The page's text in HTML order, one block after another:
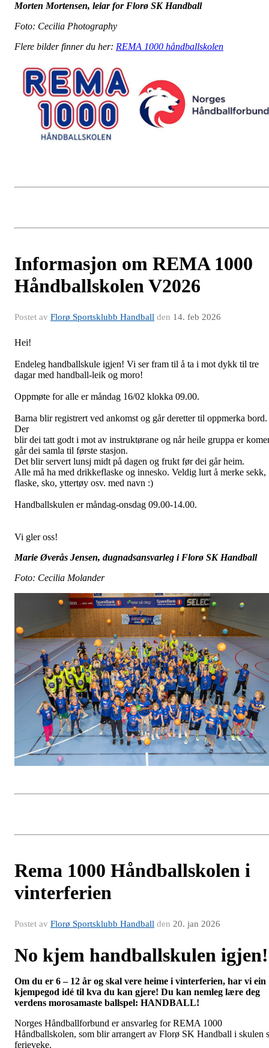
Morten Mortensen, leiar for Florø SK Handball
Foto: Cecilia Photography
Flere bilder finner du her: REMA 1000 håndballskolen
Informasjon om REMA 1000
Håndballskolen V2026
Postet av Florø Sportsklubb Handball den 14. feb 2026
Hei!
Endeleg handballskule igjen! Vi ser fram til å ta i mot dykk til tre
dagar med handball-leik og moro!
Oppmøte for alle er måndag 16/02 klokka 09.00.
Barna blir registrert ved ankomst og går deretter til oppmerka bord.
Der
blir dei tatt godt i mot av instruktørane og når heile gruppa er
går dei samla til første stasjon.
Det blir servert lunsj midt på dagen og frukt før dei går heim.
Alle må ha med drikkeflaske og innesko. Veldig lurt å merke sekk,
flaske, sko, yttertøy osv. med navn :)
Handballskulen er måndag-onsdag 09.00-14.00.
Vi gler oss!
Marie Øverås Jensen, dugnadsansvarleg i Florø SK Handball
Foto: Cecilia Molander
Rema 1000 Håndballskolen i
vinterferien
Postet av Florø Sportsklubb Handball den 20. jan 2026
No kjem handballskulen
Om du er 6 – 12 år og skal vere heime i vinterferien, har vi ein
kjempegod idé til kva du kan gjere! Du kan nemleg lære deg
verdens morosamaste ballspel: HANDBALL!
Norges Håndballforbund er ansvarleg for REMA 1000
Håndballskolen, som blir arrangert av Florø SK Handball i skulen
ferieveke.